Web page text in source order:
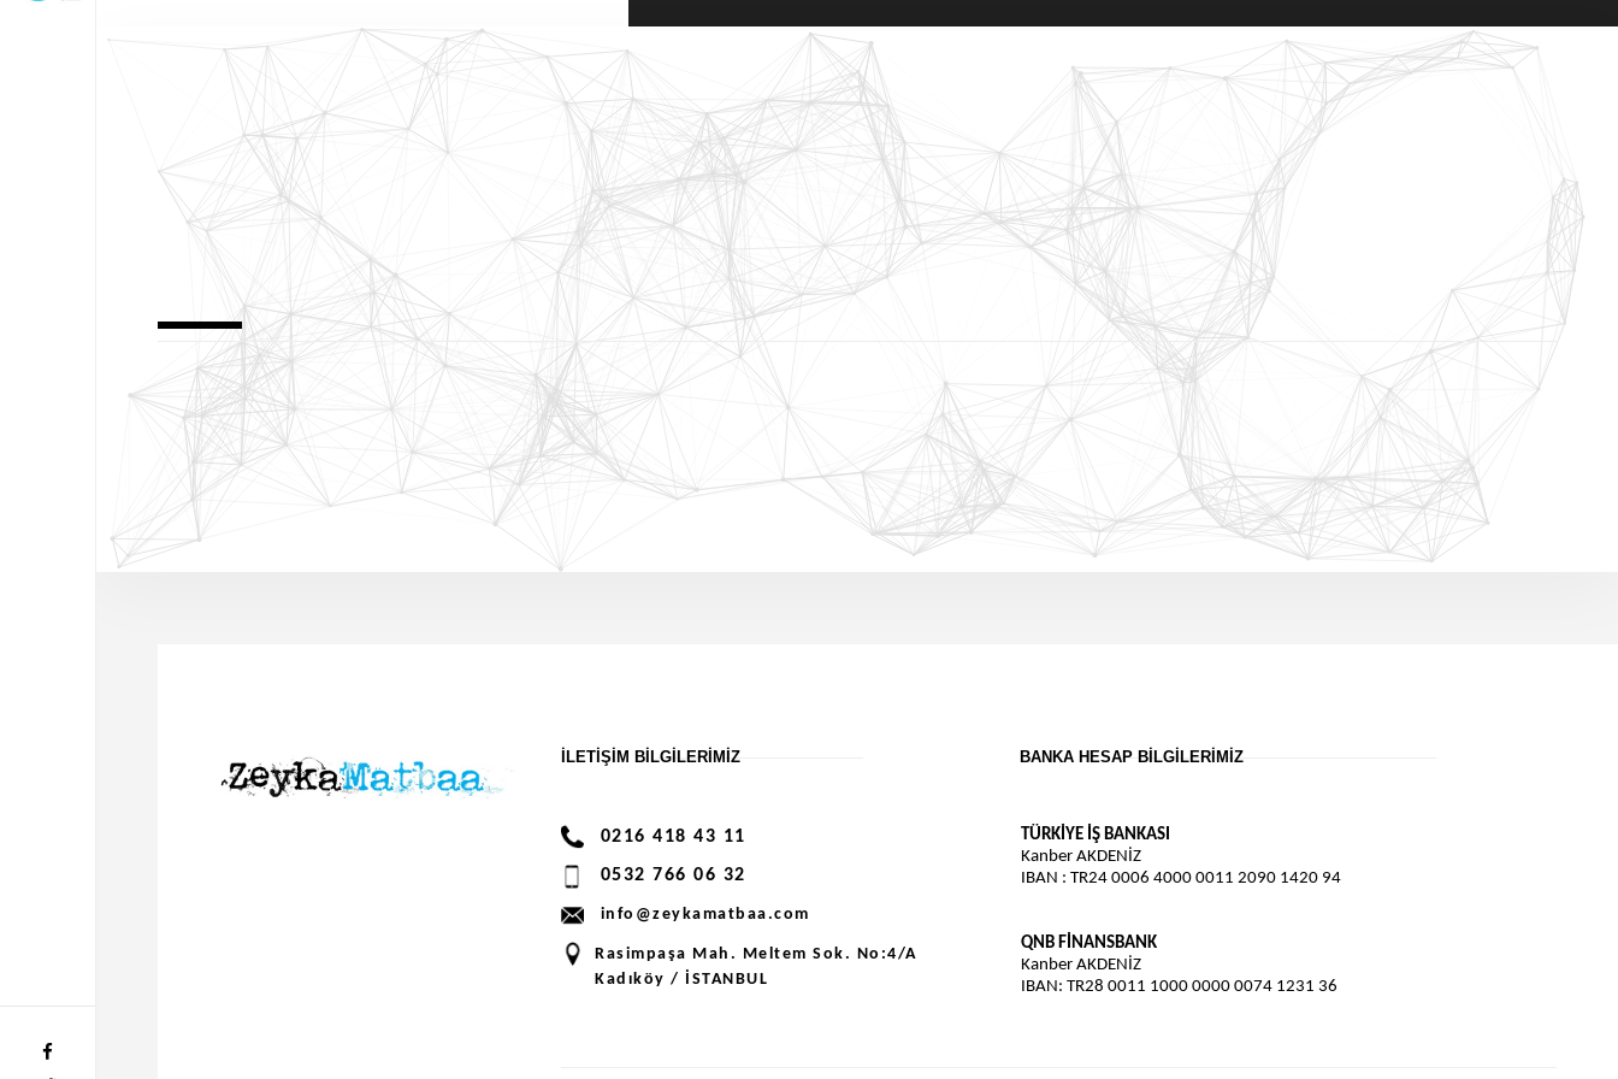
İLETIŞIM BILGILERIMIZ
0216 418 43 11
0532 766 06 32
info@zeykamatbaa.com
Rasimpaşa Mah. Meltem Sok. No:4/A
Kadıköy / İSTANBUL
BANKA HESAP BILGILERIMIZ
TÜRKİYE İŞ BANKASI
Kanber AKDENİZ
IBAN : TR24 0006 4000 0011 2090 1420 94
QNB FİNANSBANK
Kanber AKDENİZ
IBAN: TR28 0011 1000 0000 0074 1231 36